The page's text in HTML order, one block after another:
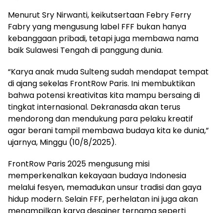
Menurut Sry Nirwanti, keikutsertaan Febry Ferry
Fabry yang mengusung label FFF bukan hanya
kebanggaan pribadi, tetapi juga membawa nama
baik Sulawesi Tengah di panggung dunia.
“Karya anak muda Sulteng sudah mendapat tempat
di ajang sekelas FrontRow Paris. Ini membuktikan
bahwa potensi kreativitas kita mampu bersaing di
tingkat internasional. Dekranasda akan terus
mendorong dan mendukung para pelaku kreatif
agar berani tampil membawa budaya kita ke dunia,”
ujarnya, Minggu (10/8/2025).
FrontRow Paris 2025 mengusung misi
memperkenalkan kekayaan budaya Indonesia
melalui fesyen, memadukan unsur tradisi dan gaya
hidup modern. Selain FFF, perhelatan ini juga akan